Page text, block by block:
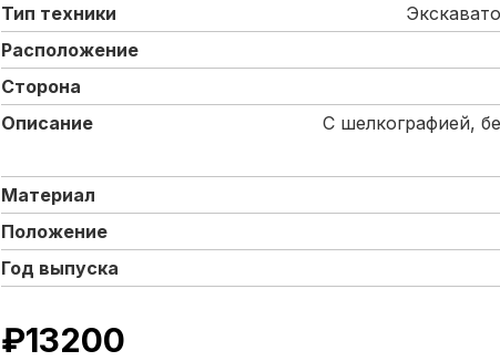
Тип техники
Расположение
Сторона
Описание
С шелкографией,
Материал
Положение
Год выпуска
₽13200